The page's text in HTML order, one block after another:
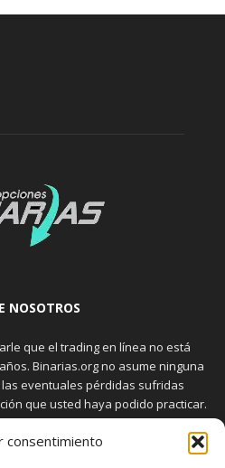
consentimiento
NOSOTROS
que el trading en línea no está
Binarias.org no asume ninguna
eventuales pérdidas sufridas
que usted haya podido practicar.
opciones binarias implica riesgos
y aceptar estos riesgos, que